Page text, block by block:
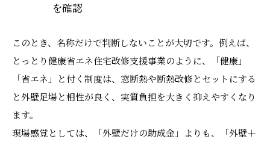
を確認
このとき、名称だけで判断しないことが大切です。例えば、
とっとり健康省エネ住宅改修支援事業のように、「健康」
「省エネ」と付く制度は、窓断熱や断熱改修とセットにする
と外壁足場と相性が良く、実質負担を大きく抑えやすくなり
ます。
現場感覚としては、「外壁だけの助成金」よりも、「外壁＋